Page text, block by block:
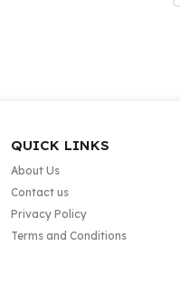
QUICK LINKS
About Us
Contact us
Privacy Policy
Terms and Conditions